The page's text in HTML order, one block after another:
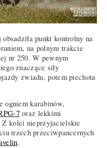
punkt kontrolny na
na polnym trakcie
nr 250. W pewnym
znaczące siły
zwiadu, potem piechota
ogniem karabinów,
7oraz lekkimi
Z kolei nieprzyjacielskie
trzech przeciwpancernych
.